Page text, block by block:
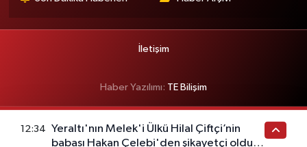
İletişim
Haber Yazılımı: TE Bilişim
12:34
Yeraltı'nın Melek'i Ülkü Hilal Çiftçi’nin
babası Hakan Çelebi'den şikayetçi oldu!